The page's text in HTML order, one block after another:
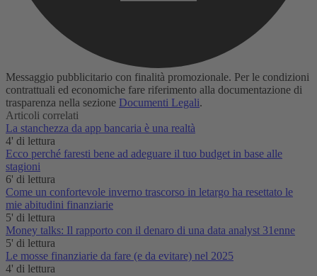
Messaggio pubblicitario con finalità promozionale. Per le condizioni
contrattuali ed economiche fare riferimento alla documentazione di
trasparenza nella sezione Documenti Legali.
Articoli correlati
La stanchezza da app bancaria è una realtà‌
4' di lettura
Ecco perché faresti bene ad adeguare il tuo budget in base alle
stagioni
6' di lettura
Come un confortevole inverno trascorso in letargo ha resettato le
mie abitudini finanziarie
5' di lettura
Money talks: Il rapporto con il denaro di una data analyst 31enne
5' di lettura
Le mosse finanziarie da fare (e da evitare) nel 2025
4' di lettura